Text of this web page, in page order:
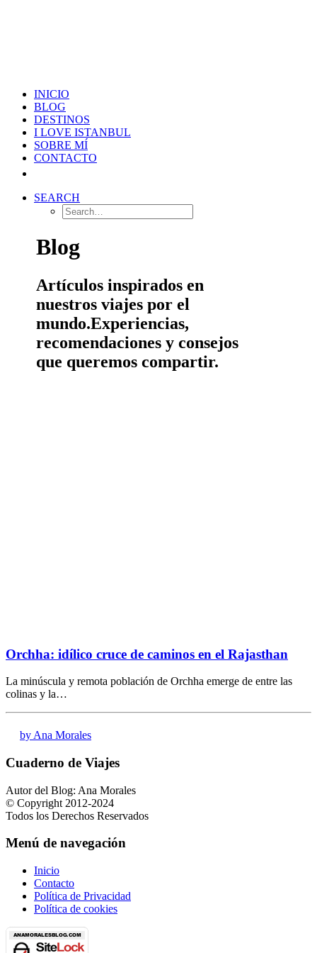
INICIO
BLOG
DESTINOS
I LOVE ISTANBUL
SOBRE MÍ
CONTACTO
SEARCH
Blog
Artículos inspirados en
nuestros viajes por el
mundo.Experiencias,
recomendaciones y consejos
que queremos compartir.
Orchha: idílico cruce de caminos en el Rajasthan
La minúscula y remota población de Orchha emerge de entre las
colinas y la…
by Ana Morales
Cuaderno de Viajes
Autor del Blog: Ana Morales
© Copyright 2012-2024
Todos los Derechos Reservados
Menú de navegación
Inicio
Contacto
Política de Privacidad
Política de cookies